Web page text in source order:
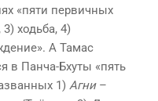
«пяти первичных
ходьба, 4)
А Тамас
в Панча-Бхуты «пять
1) Агни–